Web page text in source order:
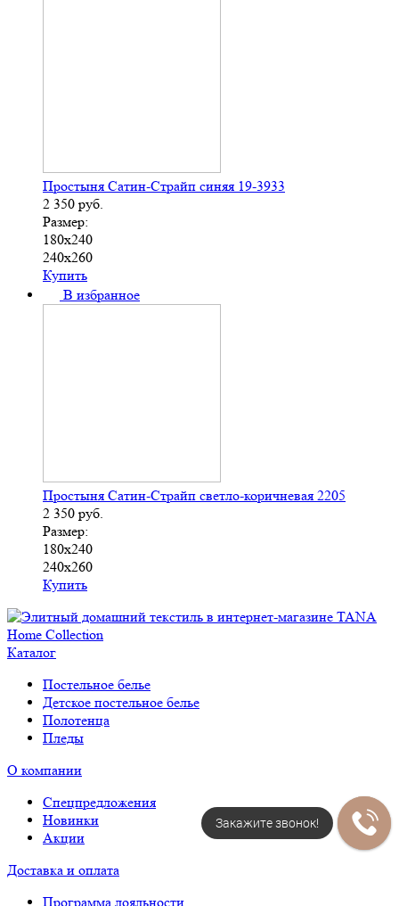
Простыня Сатин-Страйп синяя 19-3933
2 350 руб.
Размер:
180х240
240х260
Купить
В избранное
Простыня Сатин-Страйп светло-коричневая 2205
2 350 руб.
Размер:
180х240
240х260
Купить
Каталог
Постельное белье
Детское постельное белье
Полотенца
Пледы
О компании
Спецпредложения
Новинки
Акции
Доставка и оплата
Программа лояльности
Закажите звонок!